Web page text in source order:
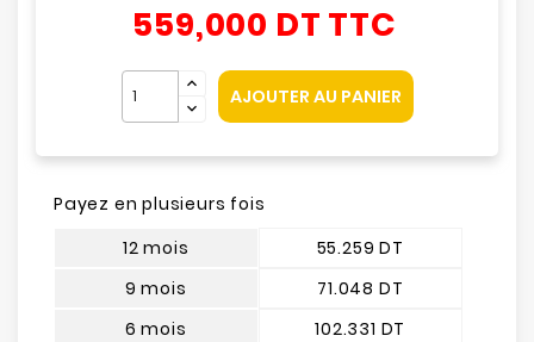
559,000 DT TTC
AJOUTER AU PANIER
Payez en plusieurs fois
12 mois
9 mois
6 mois
55.259 DT
71.048 DT
102.331 DT